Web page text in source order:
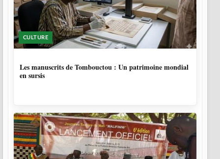
CULTURE
Les manuscrits de Tombouctou : Un patrimoine mondial
en sursis